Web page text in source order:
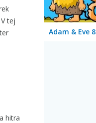
tej
hitra
Adam & Eve 8